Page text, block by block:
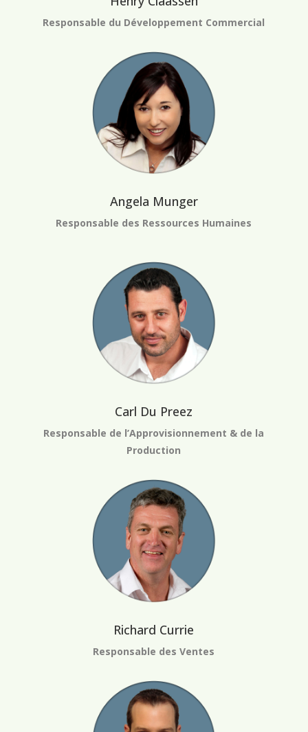
Responsable du Développement Commercial
Angela Munger
Responsable des Ressources Humaines
Carl Du Preez
Responsable de l’Approvisionnement & de la
Production
Richard Currie
Responsable des Ventes